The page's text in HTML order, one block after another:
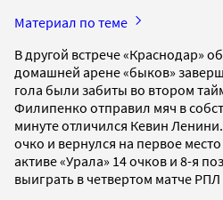
Материал по теме
В другой встрече «Краснодар»
домашней арене «быков»
гола были забиты во втором
Филипенко отправил мяч в
минуте отличился Кевин
очко и вернулся на первое
активе «Урала» 14 очков и 8-я
выиграть в четвертом матче